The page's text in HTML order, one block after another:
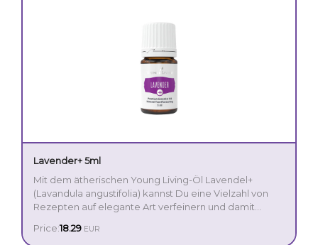
Lavender+ 5ml
Mit dem ätherischen Young Living-Öl Lavendel+
(Lavandula angustifolia) kannst Du eine Vielzahl von
Rezepten auf elegante Art verfeinern und damit
leicht blumige Aroma des Lavendels passt ganz
Lavendel+ passt vor allem zu Süßspeisen; aber auch
Price:18.29 EUR